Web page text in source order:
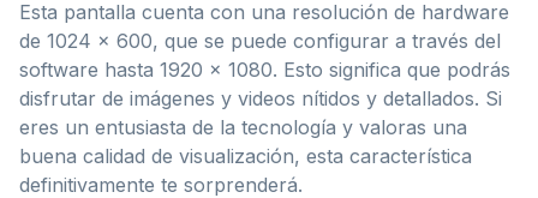
Esta pantalla cuenta con una resolución de hardware
de 1024 x 600, que se puede configurar a través del
software hasta 1920 x 1080. Esto significa que podrás
disfrutar de imágenes y videos nítidos y detallados. Si
eres un entusiasta de la tecnología y valoras una
buena calidad de visualización, esta característica
definitivamente te sorprenderá.